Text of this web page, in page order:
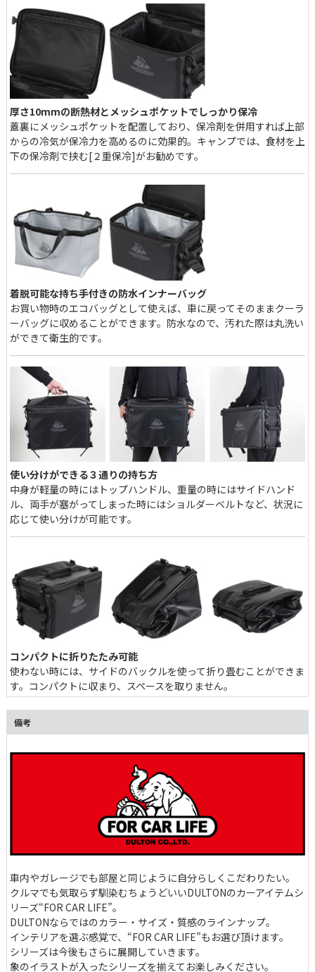
厚さ10mmの断熱材とメッシュポケットでしっかり保冷
蓋裏にメッシュポケットを配置しており、保冷剤を併用すれば上部
からの冷気が保冷力を高めるのに効果的。キャンプでは、食材を上
下の保冷剤で挟む[２重保冷]がお勧めです。
着脱可能な持ち手付きの防水インナーバッグ
お買い物時のエコバッグとして使えば、車に戻ってそのままクーラ
ーバッグに収めることができます。防水なので、汚れた際は丸洗い
ができて衛生的です。
使い分けができる３通りの持ち方
中身が軽量の時にはトップハンドル、重量の時にはサイドハンド
ル、両手が塞がってしまった時にはショルダーベルトなど、状況に
応じて使い分けが可能です。
コンパクトに折りたたみ可能
使わない時には、サイドのバックルを使って折り畳むことができま
す。コンパクトに収まり、スペースを取りません。
備考
車内やガレージでも部屋と同じように自分らしくこだわりたい。
クルマでも気取らず馴染むちょうどいいDULTONのカーアイテムシ
リーズ“FOR CAR LIFE”。
DULTONならではのカラー・サイズ・質感のラインナップ。
インテリアを選ぶ感覚で、“FOR CAR LIFE”もお選び頂けます。
シリーズは今後もさらに展開していきます。
象のイラストが入ったシリーズを揃えてお楽しみください。